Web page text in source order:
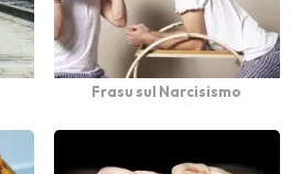
Frasu sul Narcisismo